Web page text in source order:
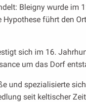
Bleigny wurde
führt den
sich im 16.
um das Dorf
und spezialisierte
seit keltischer